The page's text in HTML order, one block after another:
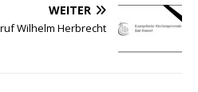
WEITER
Wilhelm Herbrecht